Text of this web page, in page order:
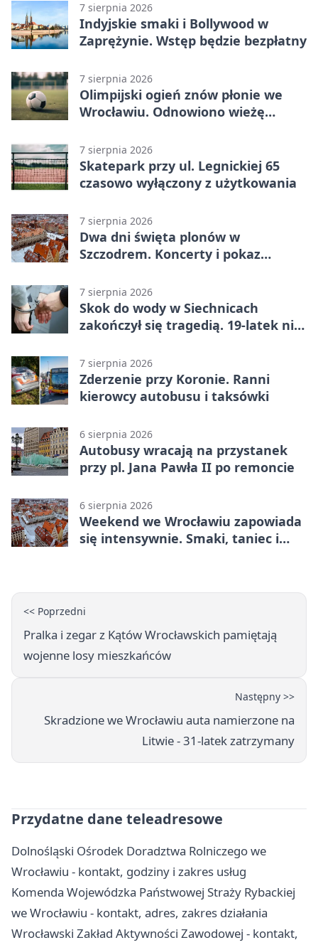
7 sierpnia 2026
Indyjskie smaki i Bollywood w
Zaprężynie. Wstęp będzie bezpłatny
7 sierpnia 2026
Olimpijski ogień znów płonie we
Wrocławiu. Odnowiono wieżę
7 sierpnia 2026
Skatepark przy ul. Legnickiej 65
czasowo wyłączony z użytkowania
7 sierpnia 2026
Dwa dni święta plonów w
Szczodrem. Koncerty i pokaz
7 sierpnia 2026
Skok do wody w Siechnicach
zakończył się tragedią. 19-latek nie
7 sierpnia 2026
Zderzenie przy Koronie. Ranni
kierowcy autobusu i taksówki
6 sierpnia 2026
Autobusy wracają na przystanek
przy pl. Jana Pawła II po remoncie
6 sierpnia 2026
Weekend we Wrocławiu zapowiada
się intensywnie. Smaki, taniec i
<< Poprzedni
Pralka i zegar z Kątów Wrocławskich pamiętają
wojenne losy mieszkańców
Następny >>
Skradzione we Wrocławiu auta namierzone na
Litwie - 31-latek zatrzymany
Przydatne dane teleadresowe
Dolnośląski Ośrodek Doradztwa Rolniczego we
Wrocławiu - kontakt, godziny i zakres usług
Komenda Wojewódzka Państwowej Straży Rybackiej
we Wrocławiu - kontakt, adres, zakres działania
Wrocławski Zakład Aktywności Zawodowej - kontakt,